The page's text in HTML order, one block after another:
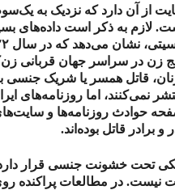
از آن دارد که نزدیک به
لازم به ذکر است
نشان می‌دهد که در سال
زن در سراسر جهان قربانی
قاتل همسر یا شریک جنسی
نمی‌کنند، اما روزنامه‌های
حوادث روزنامه‌ها و سایت‌های
برادر قاتل بوده‌اند.
تحت خشونت جنسی قرار
در مطالعات پراکنده